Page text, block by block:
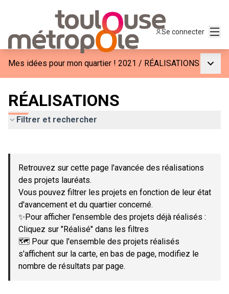
Se connecter
Mes idées pour mon quartier ! 2021 / RÉALISATIONS
RÉALISATIONS
Filtrer et rechercher
−
Retrouvez sur cette page l'avancée des réalisations
des projets lauréats.
Vous pouvez filtrer les projets en fonction de leur état
d'avancement et du quartier concerné.
✨Pour afficher l'ensemble des projets déjà réalisés :
Cliquez sur "Réalisé" dans les filtres
🗺️ Pour que l'ensemble des projets réalisés
s'affichent sur la carte, en bas de page, modifiez le
nombre de résultats par page.